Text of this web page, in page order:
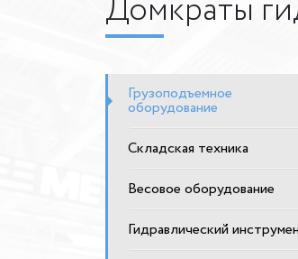
Домкраты
Грузоподъемное
оборудование
Складская техника
Весовое оборудование
Гидравлический